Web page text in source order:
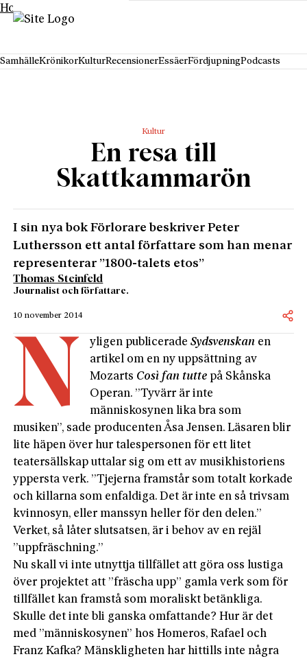
Hoppa till innehåll
SamhälleKrönikorKulturRecensionerEssäerFördjupningPodcasts
Kultur
En resa till
Skattkammarön
I sin nya bok Förlorare beskriver Peter
Luthersson ett antal författare som han menar
representerar ”1800-talets etos”
Thomas Steinfeld
Journalist och författare.
10 november 2014
n yligen publiceradeSydsvenskan en
artikel om en ny uppsättning av
Mozarts Così fan tutte på Skånska
Operan. ”Tyvärr är inte
människosynen lika bra som
musiken”, sade producenten Åsa Jensen. Läsaren blir
lite häpen över hur talespersonen för ett litet
teatersällskap uttalar sig om ett av musikhistoriens
yppersta verk. ”Tjejerna framstår som totalt korkade
och killarna som enfaldiga. Det är inte en så trivsam
kvinnosyn, eller manssyn heller för den delen.”
Verket, så låter slutsatsen, är i behov av en rejäl
”uppfräschning.”
Nu skall vi inte utnyttja tillfället att göra oss lustiga
över projektet att ”fräscha upp” gamla verk som för
tillfället kan framstå som moraliskt betänkliga.
Skulle det inte bli ganska omfattande? Hur är det
med ”människosynen” hos Homeros, Rafael och
Franz Kafka? Mänskligheten har hittills inte några